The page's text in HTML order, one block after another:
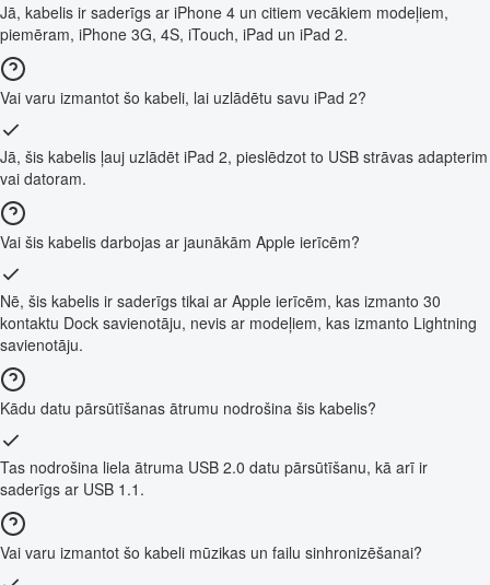
Jā, kabelis ir saderīgs ar iPhone 4 un citiem vecākiem modeļiem,
piemēram, iPhone 3G, 4S, iTouch, iPad un iPad 2.
Vai varu izmantot šo kabeli, lai uzlādētu savu iPad 2?
Jā, šis kabelis ļauj uzlādēt iPad 2, pieslēdzot to USB strāvas adapterim
vai datoram.
Vai šis kabelis darbojas ar jaunākām Apple ierīcēm?
Nē, šis kabelis ir saderīgs tikai ar Apple ierīcēm, kas izmanto 30
kontaktu Dock savienotāju, nevis ar modeļiem, kas izmanto Lightning
savienotāju.
Kādu datu pārsūtīšanas ātrumu nodrošina šis kabelis?
Tas nodrošina liela ātruma USB 2.0 datu pārsūtīšanu, kā arī ir
saderīgs ar USB 1.1.
Vai varu izmantot šo kabeli mūzikas un failu sinhronizēšanai?